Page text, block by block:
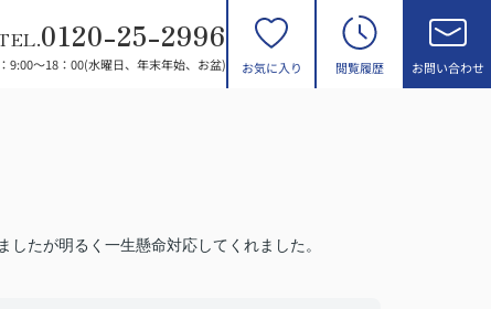
0120-25-2996
9:00～18：00(水曜日、年末年始、お盆) お気に入り 閲覧履歴 お問い合わせ
たが明るく一生懸命対応してくれました。